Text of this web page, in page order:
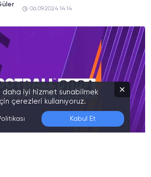
06.09.2024 14:14
daha iyi hizmet sunabilmek
çerezleri kullanıyoruz.
Kabul Et